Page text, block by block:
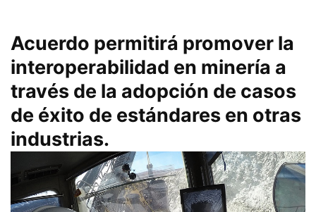
Acuerdo permitirá promover la
interoperabilidad en minería a
través de la adopción de casos
de éxito de estándares en otras
industrias.